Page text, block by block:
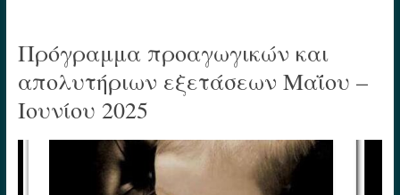
Πρόγραμμα προαγωγικών και
απολυτήριων εξετάσεων Μαΐου –
Ιουνίου 2025